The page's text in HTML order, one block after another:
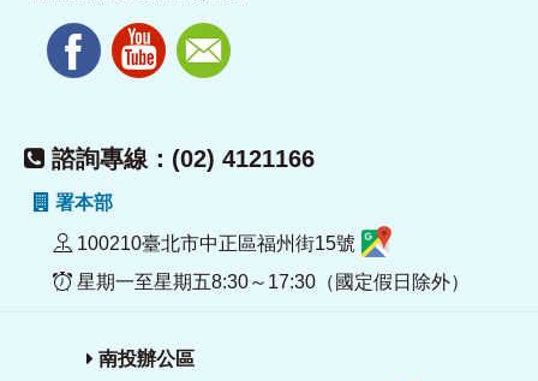
諮詢專線：(02) 4121166
署本部
100210臺北市中正區福州街15號
星期一至星期五8:30～17:30（國定假日除外）
南投辦公區